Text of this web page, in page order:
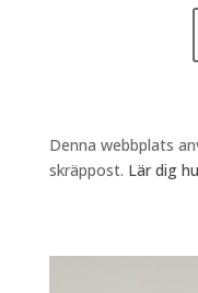
Denna webbplats
skräppost. Lär dig